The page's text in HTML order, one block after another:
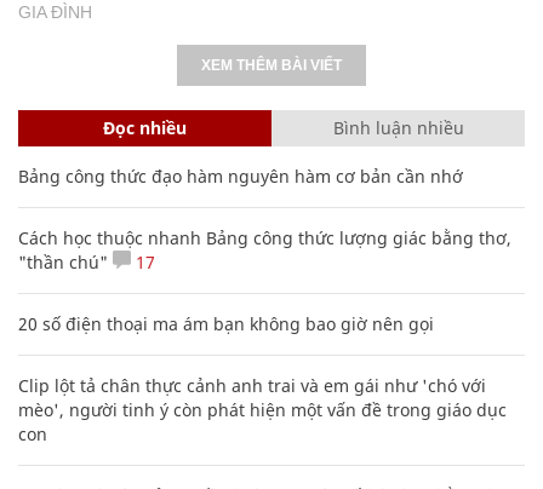
GIA ĐÌNH
XEM THÊM BÀI VIẾT
Đọc nhiều Bình luận nhiều
Bảng công thức đạo hàm nguyên hàm cơ bản cần nhớ
Cách học thuộc nhanh Bảng công thức lượng giác bằng thơ,
"thần chú"
17
20 số điện thoại ma ám bạn không bao giờ nên gọi
Clip lột tả chân thực cảnh anh trai và em gái như 'chó với
mèo', người tinh ý còn phát hiện một vấn đề trong giáo dục
con